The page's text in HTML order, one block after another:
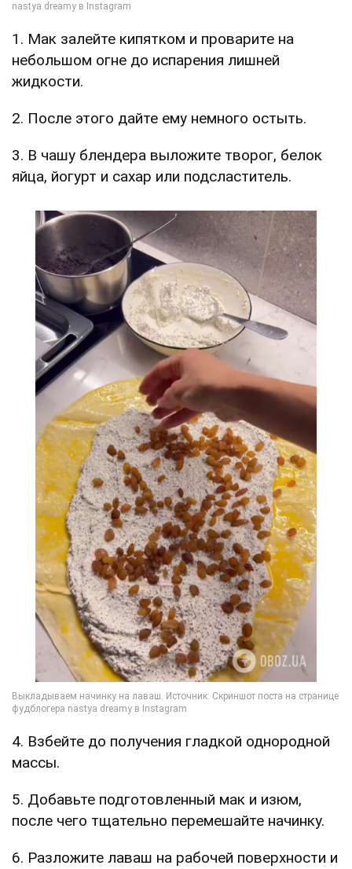
1. Мак залейте кипятком и проварите на
небольшом огне до испарения лишней
жидкости.
2. После этого дайте ему немного остыть.
3. В чашу блендера выложите творог, белок
яйца, йогурт и сахар или подсластитель.
4. Взбейте до получения гладкой однородной
массы.
5. Добавьте подготовленный мак и изюм,
после чего тщательно перемешайте начинку.
6. Разложите лаваш на рабочей поверхности и